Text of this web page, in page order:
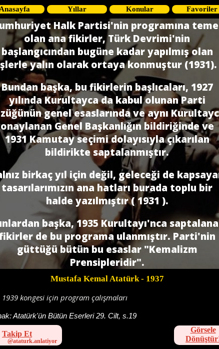
Anasayfa Yıllar Konular Favoriler
Halk Partisi'nin programına
olan ana fikirler, Türk Devrimi'nin
başlangıcından bugüne kadar yapılmış olan
yalın olarak ortaya konmuştur (1931).
Bundan başka, bu fikirlerin başlıcaları, 1927
yılında Kurultayca da kabul olunan Parti
genel esaslarında ve aynı
onaylanan Genel Başkanlığın bildiriğinde ve
1931 Kamutay seçimi dolayısıyla çıkarılan
bildirikte saptalanmıştır.
birkaç yıl için değil, geleceği de
tasarılarımızın ana hatları burada toplu bir
halde yazılmıştır ( 1931 ).
başka, 1935 Kurultayı'nca
de bu programa ulanmıştır. Parti'nin
güttüğü bütün bu esaslar "Kemalizm
Prensipleridir".
Mustafa Kemal Atatürk- 1937
1939 kongesi için program çalışmaları
Atatürk'ün Bütün Eserleri 29. Cilt, s.19
Takip Et
Görsele